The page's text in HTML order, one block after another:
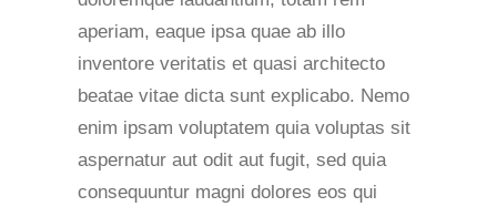
aperiam, eaque ipsa quae ab illo
inventore veritatis et quasi architecto
beatae vitae dicta sunt explicabo. Nemo
enim ipsam voluptatem quia voluptas sit
aspernatur aut odit aut fugit, sed quia
consequuntur magni dolores eos qui